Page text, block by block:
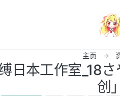
主页
日本工作室_18
创